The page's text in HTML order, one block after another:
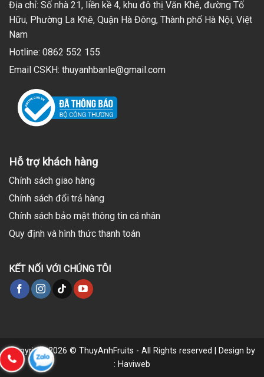
Địa chỉ: Số nhà 21, liền kề 4, khu đô thị Văn Khê, đường Tố
Hữu, Phường La Khê, Quận Hà Đông, Thành phố Hà Nội, Việt
Nam
Hotline: 0862 552 155
Email CSKH: thuyanhbanle@gmail.com
Hỗ trợ khách hàng
Chính sách giao hàng
Chính sách đổi trả hàng
Chính sách bảo mật thông tin cá nhân
Quy định và hình thức thanh toán
KẾT NỐI VỚI CHÚNG TÔI
Copyright 2026 © ThuyAnhFruits - All Rights reserved | Design by
: Haviweb